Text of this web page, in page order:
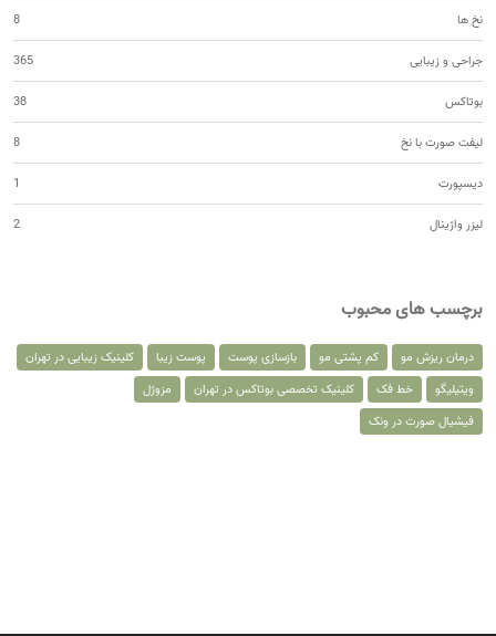
نخ ها 8
جراحی و زیبایی 365
بوتاکس 38
لیفت صورت با نخ 8
دیسپورت 1
لیزر واژینال 2
برچسب های محبوب
درمان ریزش مو کم پشتی مو بازسازی پوست پوست زیبا
کلینیک زیبایی در تهران
ویتیلیگو
خط فک کلینیک تخصصی بوتاکس در تهران
مزوژل
فیشیال صورت در ونک